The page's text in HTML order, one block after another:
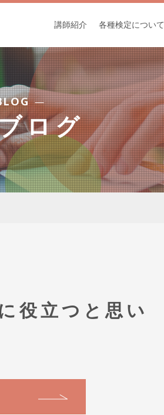
講師紹介 各種検定について
ログ
役立つと思い